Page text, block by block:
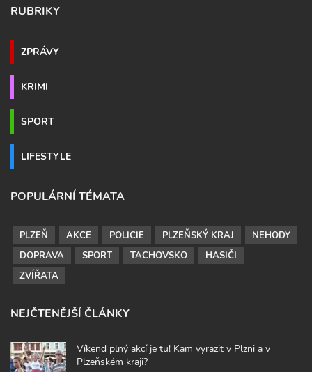
RUBRIKY
ZPRÁVY
KRIMI
SPORT
LIFESTYLE
POPULÁRNÍ TÉMATA
PLZEŇ AKCE POLICIE PLZEŇSKÝ KRAJ
NEHODY
DOPRAVA
SPORT TACHOVSKO
HASIČI
ZVÍŘATA
NEJČTENĚJŠÍ ČLÁNKY
Víkend plný akcí je tu! Kam vyrazit v Plzni a v
Plzeňském kraji?